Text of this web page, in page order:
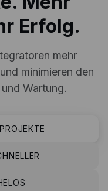
Erfolg.
mehr
minimieren den
Wartung.